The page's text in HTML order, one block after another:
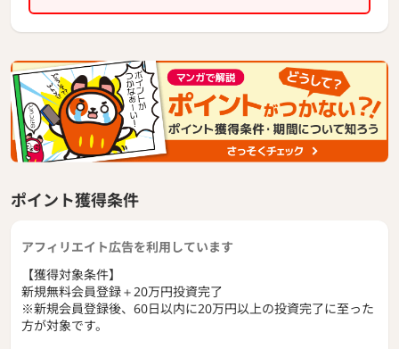
ポイント獲得条件
アフィリエイト広告を利用しています
【獲得対象条件】
新規無料会員登録＋20万円投資完了
※新規会員登録後、60日以内に20万円以上の投資完了に至った
方が対象です。